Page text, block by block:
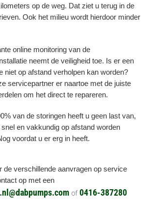
op de weg. Dat ziet u terug in de
Ook het milieu wordt hierdoor minder
online monitoring van de
neemt de veiligheid toe. Is er een
niet op afstand verholpen kan worden?
servicepartner er naartoe met de juiste
om het direct te repareren.
van de storingen heeft u geen last van,
en vakkundig op afstand worden
voordat u er erg in heeft.
de verschillende aanvragen op service
op met een
of0416-387280